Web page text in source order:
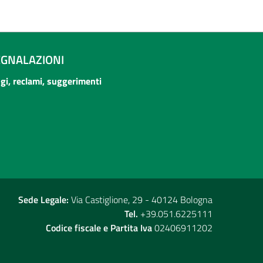
reclami, suggerimenti
Sede Legale: Via Castiglione, 29 - 40124 Bologna
Tel. +39.051.6225111
Codice fiscale e Partita Iva02406911202